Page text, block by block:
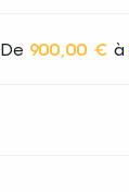
De 900,00 € à